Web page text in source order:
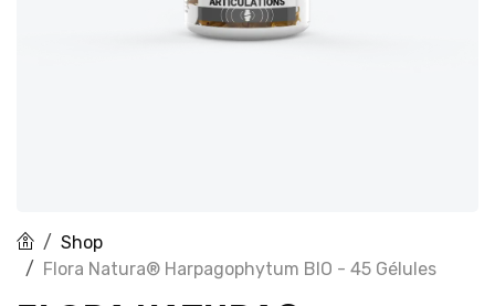
Shop
Flora Natura® Harpagophytum BIO - 45 Gélules